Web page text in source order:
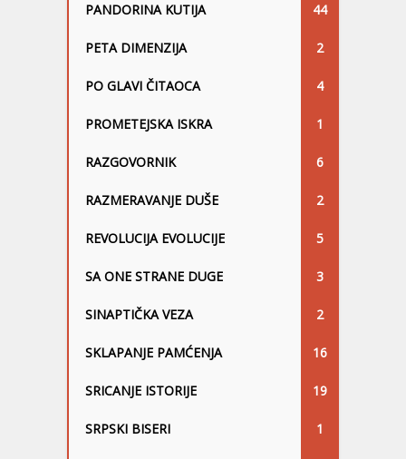
PANDORINA KUTIJA 44
PETA DIMENZIJA 2
PO GLAVI ČITAOCA 4
PROMETEJSKA ISKRA 1
RAZGOVORNIK 6
RAZMERAVANJE DUŠE 2
REVOLUCIJA EVOLUCIJE 5
SA ONE STRANE DUGE 3
SINAPTIČKA VEZA 2
SKLAPANJE PAMĆENJA 16
SRICANJE ISTORIJE 19
SRPSKI BISERI 1